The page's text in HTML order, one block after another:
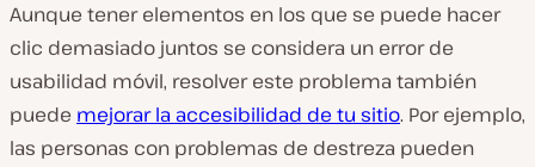
Aunque tener elementos en los que se puede hacer
clic demasiado juntos se considera un error de
usabilidad móvil, resolver este problema también
puede mejorar la accesibilidad de tu sitio. Por ejemplo,
las personas con problemas de destreza pueden